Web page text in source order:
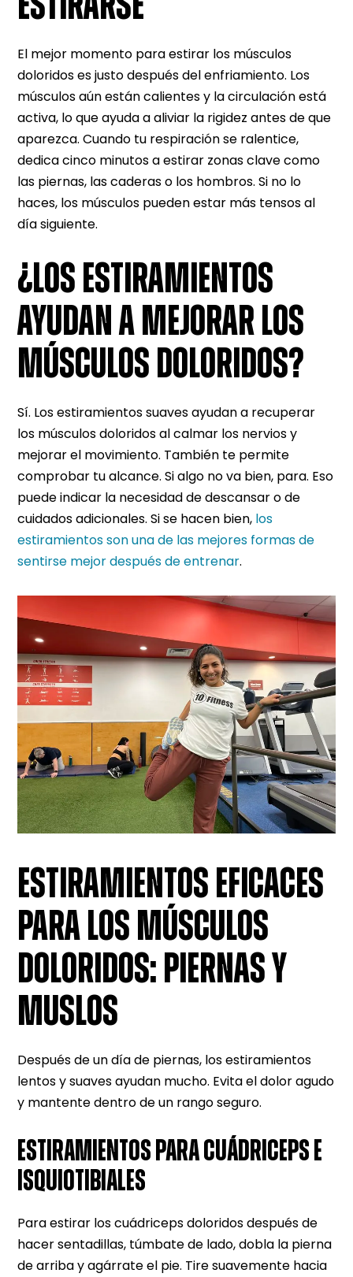
El mejor momento para estirar los músculos
doloridos es justo después del enfriamiento. Los
músculos aún están calientes y la circulación está
activa, lo que ayuda a aliviar la rigidez antes de que
aparezca. Cuando tu respiración se ralentice,
dedica cinco minutos a estirar zonas clave como
las piernas, las caderas o los hombros. Si no lo
haces, los músculos pueden estar más tensos al
día siguiente.
¿LOS ESTIRAMIENTOS
AYUDAN A MEJORAR LOS
MÚSCULOS DOLORIDOS?
Sí. Los estiramientos suaves ayudan a recuperar
los músculos doloridos al calmar los nervios y
mejorar el movimiento. También te permite
comprobar tu alcance. Si algo no va bien, para. Eso
puede indicar la necesidad de descansar o de
cuidados adicionales. Si se hacen bien, los
estiramientos son una de las mejores formas de
sentirse mejor después de entrenar.
ESTIRAMIENTOS EFICACES
PARA LOS MÚSCULOS
DOLORIDOS: PIERNAS Y
MUSLOS
Después de un día de piernas, los estiramientos
lentos y suaves ayudan mucho. Evita el dolor agudo
y mantente dentro de un rango seguro.
ESTIRAMIENTOS PARA CUÁDRICEPS E
ISQUIOTIBIALES
Para estirar los cuádriceps doloridos después de
hacer sentadillas, túmbate de lado, dobla la pierna
de arriba y agárrate el pie. Tire suavemente hacia